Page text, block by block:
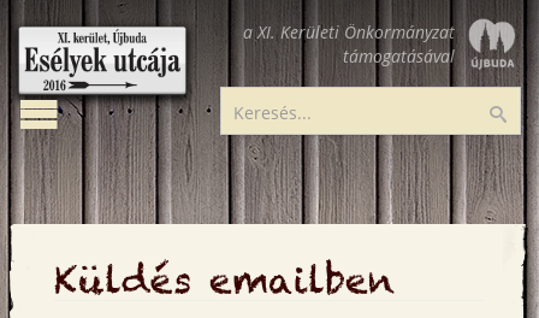
Ugrás
tartalomra
Esélyek
utcája
a XI. Kerületi Önkormányzat
támogatásával
Toggle
navigation
Küldés emailben